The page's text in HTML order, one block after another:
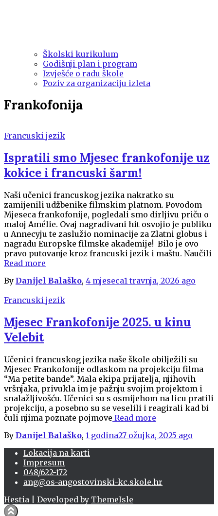
Školski kurikulum
Godišnji plan i program
Izvješće o radu škole
Poziv za organizaciju izleta
Frankofonija
Francuski jezik
Ispratili smo Mjesec frankofonije uz
kokice i francuski šarm!
Naši učenici francuskog jezika nakratko su
zamijenili udžbenike filmskim platnom. Povodom
Mjeseca frankofonije, pogledali smo dirljivu priču o
maloj Amélie. Ovaj nagrađivani hit osvojio je publiku
u Annecyju te zaslužio nominacije za Zlatni globus i
nagradu Europske filmske akademije! Bilo je ovo
pravo putovanje kroz francuski jezik i maštu. Naučili
Read more
By Danijel Balaško, 4 mjeseca1 travnja, 2026 ago
Francuski jezik
Mjesec Frankofonije 2025. u kinu
Velebit
Učenici francuskog jezika naše škole obilježili su
Mjesec Frankofonije odlaskom na projekciju filma
“Ma petite bande”. Mala ekipa prijatelja, njihovih
vršnjaka, privukla im je pažnju svojim projektom i
snalažljivošću. Učenici su s osmijehom na licu pratili
projekciju, a posebno su se veselili i reagirali kad bi
čuli njima poznate pojmove Read more
By Danijel Balaško, 1 godina27 ožujka, 2025 ago
Lokacija na karti
Impresum
048/622-172
ang@os-angostovinski-kc.skole.hr
Hestia | Developed by ThemeIsle